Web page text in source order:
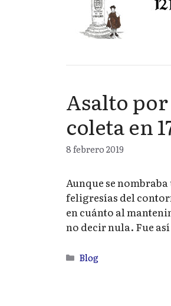
Asalto
coleta en
8 febrero 2019
Aunque se
feligresías del
en cuánto al
no decir nula. Fue
Categorías
Blog